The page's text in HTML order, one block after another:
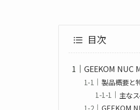
目次
GEEKOM NUC
製品概要と
主な
GEEKOM